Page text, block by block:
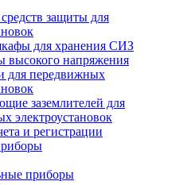
защиты для
для хранения СИЗ
высокого напряжения
для передвижных
заземлителей для
электроустановок
и регистрации
приборы